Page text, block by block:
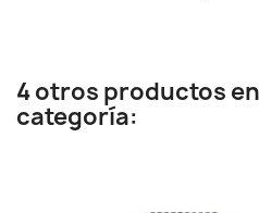
4 otros productos
categoría: